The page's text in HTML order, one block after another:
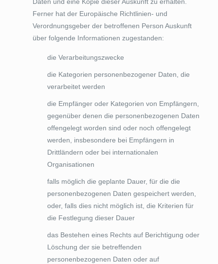
Daten und eine Kopie dieser Auskunft zu erhalten.
Ferner hat der Europäische Richtlinien- und
Verordnungsgeber der betroffenen Person Auskunft
über folgende Informationen zugestanden:
die Verarbeitungszwecke
die Kategorien personenbezogener Daten, die
verarbeitet werden
die Empfänger oder Kategorien von Empfängern,
gegenüber denen die personenbezogenen Daten
offengelegt worden sind oder noch offengelegt
werden, insbesondere bei Empfängern in
Drittländern oder bei internationalen
Organisationen
falls möglich die geplante Dauer, für die die
personenbezogenen Daten gespeichert werden,
oder, falls dies nicht möglich ist, die Kriterien für
die Festlegung dieser Dauer
das Bestehen eines Rechts auf Berichtigung oder
Löschung der sie betreffenden
personenbezogenen Daten oder auf